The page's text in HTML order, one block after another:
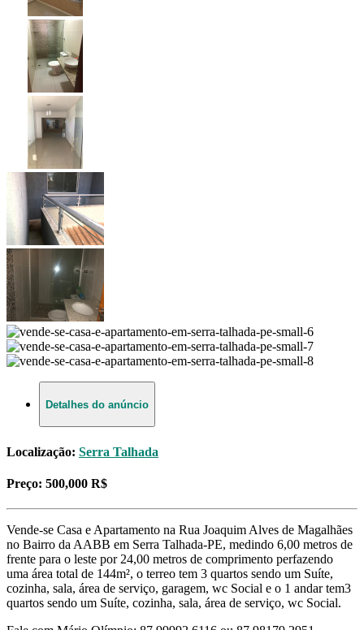
Detalhes do anúncio
Localização: Serra Talhada
Preço: 500,000 R$
Vende-se Casa e Apartamento na Rua Joaquim Alves de Magalhães
no Bairro da AABB em Serra Talhada-PE, medindo 6,00 metros de
frente para o leste por 24,00 metros de comprimento perfazendo
uma área total de 144m², o terreo tem 3 quartos sendo um Suíte,
cozinha, sala, área de serviço, garagem, wc Social e o 1 andar tem3
quartos sendo um Suíte, cozinha, sala, área de serviço, wc Social.